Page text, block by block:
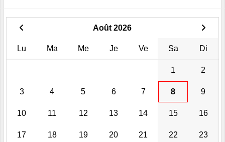
Août 2026
Lu Ma Me Je Ve Sa Di
1 2
3 4 5 6 7 8 9
10 11 12 13 14 15 16
17 18 19 20 21 22 23